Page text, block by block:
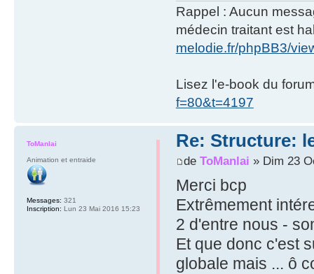
Rappel : Aucun
médecin traitant est
melodie.fr/phpBB3/
Lisez l'e-book du
f=80&t=4197
Re: Structure:
de ToManlai » Dim 23
Merci bcp
Extrêmement
2 d'entre nous -
Et que donc c'est
globale mais ... ô
ToManlai
Animation et entraide
Messages: 321
Inscription: Lun 23 Mai 2016 15:23